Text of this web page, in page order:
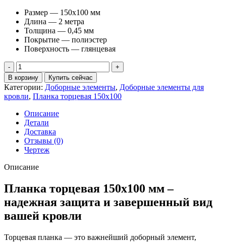
Размер — 150х100 мм
Длина — 2 метра
Толщина — 0,45 мм
Покрытие — полиэстер
Поверхность — глянцевая
Количество
товара
Планка
торцевая
150х100
0,45
ПЭ
с
пленкой
RAL
светлая
(2м)
В корзину Купить сейчас
Категории: Доборные элементы, Доборные элементы для
кровли, Планка торцевая 150х100
Описание
Детали
Доставка
Отзывы (0)
Чертеж
Описание
Планка торцевая 150х100 мм –
надежная защита и завершенный вид
вашей кровли
Торцевая планка — это важнейший доборный элемент,